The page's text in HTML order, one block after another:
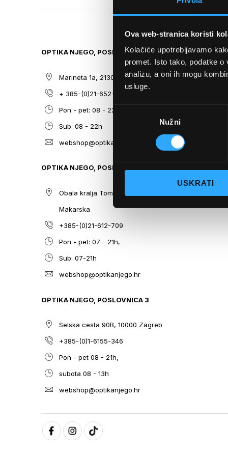
Ova web-stranica koristi
Kolačiće upotrebljavamo
promet. Isto tako, podatke
analizu, a oni ih mogu
usluge.
Odabir
Nužni
USKRATI
THE
THE
GALLERY
OPTIKA NJEGO, POSLOVNICA 1
Marineta 1a, 21300 Makarska
+ 385-(0)21-652-102
Pon - pet: 08 - 22h,
Sub: 08 - 22h
webshop@optikanjego.hr
OPTIKA NJEGO, POSLOVNICA 2
Obala kralja Tomislava 14, 21300
Makarska
+385-(0)21-612-709
Pon - pet: 07 - 21h,
Sub: 07-21h
webshop@optikanjego.hr
OPTIKA NJEGO, POSLOVNICA 3
Selska cesta 90B, 10000 Zagreb
+385-(0)1-6155-346
Pon - pet 08 - 21h,
subota 08 - 13h
webshop@optikanjego.hr
SITEMAP
O nama
Optika